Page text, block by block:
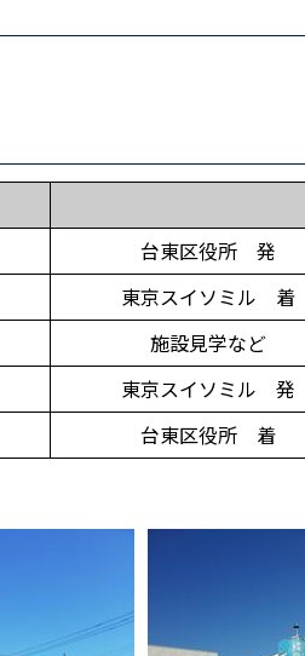
台東区役所 発
東京スイソミル 着
施設見学など
東京スイソミル 発
台東区役所 着